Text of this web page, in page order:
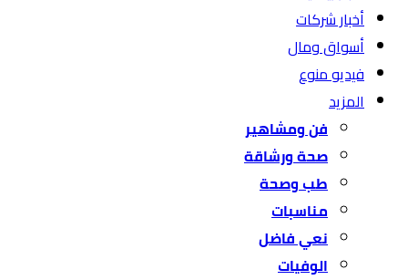
أخبار شركات
أسواق ومال
فيديو منوع
المزيد
فن ومشاهير
صحة ورشاقة
طب وصحة
مناسبات
نعي فاضل
الوفيات